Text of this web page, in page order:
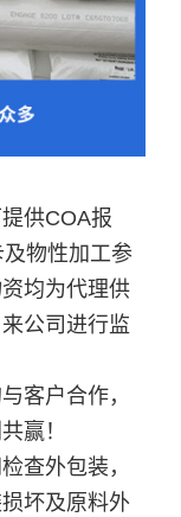
供COA报
物性加工参
均为代理供
公司进行监
客户合作，
赢！
查外包装，
坏及原料外